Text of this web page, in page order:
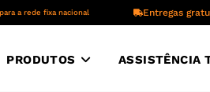
a rede fixa nacional Entregas
PRODUTOS ASSISTÊNCIA